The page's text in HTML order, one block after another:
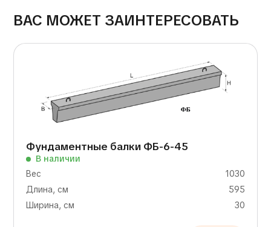
ВАС МОЖЕТ ЗАИНТЕРЕСОВАТЬ
Фундаментные балки ФБ-6-45
В наличии
Вес
1030
Длина, см
595
Ширина, см
30